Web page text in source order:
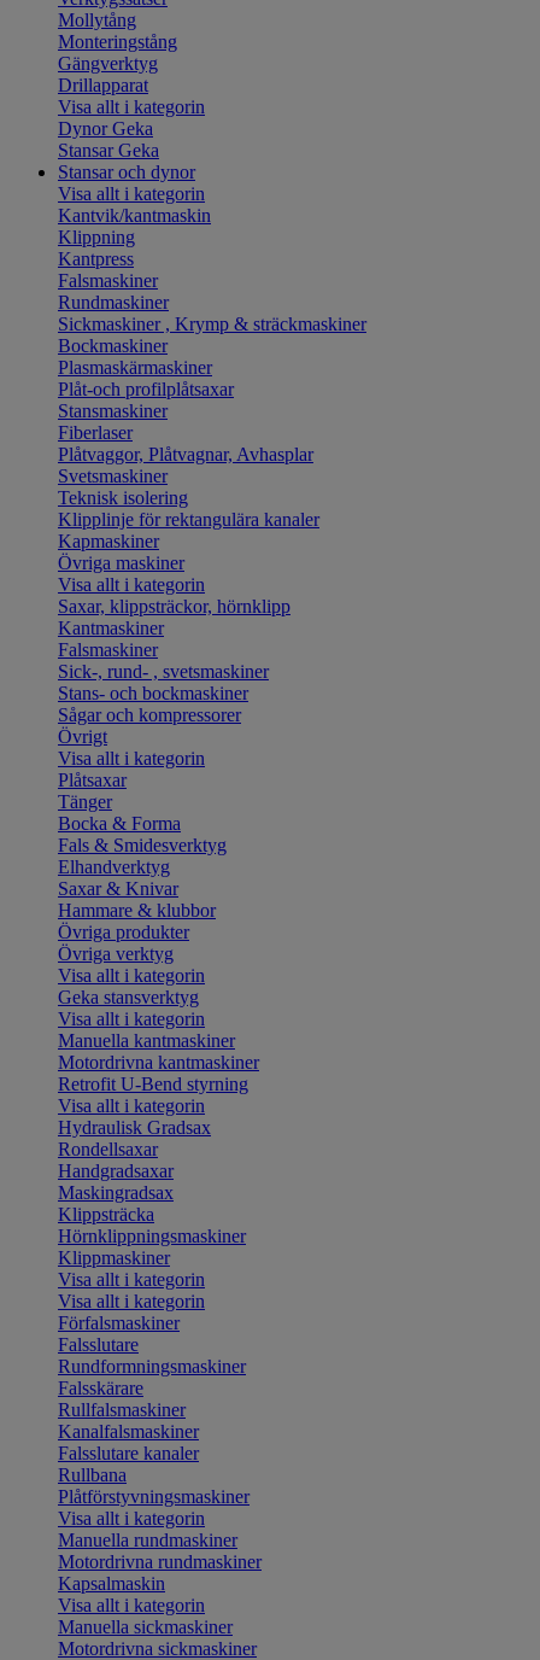
Mollytång
Monteringstång
Gängverktyg
Drillapparat
Visa allt i kategorin
Dynor Geka
Stansar Geka
Stansar och dynor
Visa allt i kategorin
Kantvik/kantmaskin
Klippning
Kantpress
Falsmaskiner
Rundmaskiner
Sickmaskiner , Krymp & sträckmaskiner
Bockmaskiner
Plasmaskärmaskiner
Plåt-och profilplåtsaxar
Stansmaskiner
Fiberlaser
Plåtvaggor, Plåtvagnar, Avhasplar
Svetsmaskiner
Teknisk isolering
Klipplinje för rektangulära kanaler
Kapmaskiner
Övriga maskiner
Visa allt i kategorin
Saxar, klippsträckor, hörnklipp
Kantmaskiner
Falsmaskiner
Sick-, rund- , svetsmaskiner
Stans- och bockmaskiner
Sågar och kompressorer
Övrigt
Visa allt i kategorin
Plåtsaxar
Tänger
Bocka & Forma
Fals & Smidesverktyg
Elhandverktyg
Saxar & Knivar
Hammare & klubbor
Övriga produkter
Övriga verktyg
Visa allt i kategorin
Geka stansverktyg
Visa allt i kategorin
Manuella kantmaskiner
Motordrivna kantmaskiner
Retrofit U-Bend styrning
Visa allt i kategorin
Hydraulisk Gradsax
Rondellsaxar
Handgradsaxar
Maskingradsax
Klippsträcka
Hörnklippningsmaskiner
Klippmaskiner
Visa allt i kategorin
Visa allt i kategorin
Förfalsmaskiner
Falsslutare
Rundformningsmaskiner
Falsskärare
Rullfalsmaskiner
Kanalfalsmaskiner
Falsslutare kanaler
Rullbana
Plåtförstyvningsmaskiner
Visa allt i kategorin
Manuella rundmaskiner
Motordrivna rundmaskiner
Kapsalmaskin
Visa allt i kategorin
Manuella sickmaskiner
Motordrivna sickmaskiner